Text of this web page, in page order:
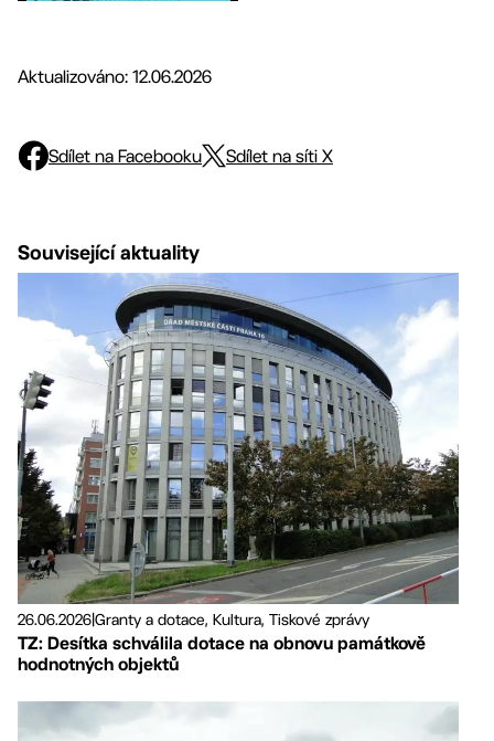
Aktualizováno: 12.06.2026
Sdílet na Facebooku Sdílet na síti X
Související aktuality
26.06.2026|Granty a dotace, Kultura, Tiskové zprávy
TZ: Desítka schválila dotace na obnovu památkově
hodnotných objektů